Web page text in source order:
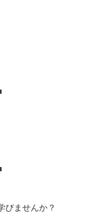
びませんか？